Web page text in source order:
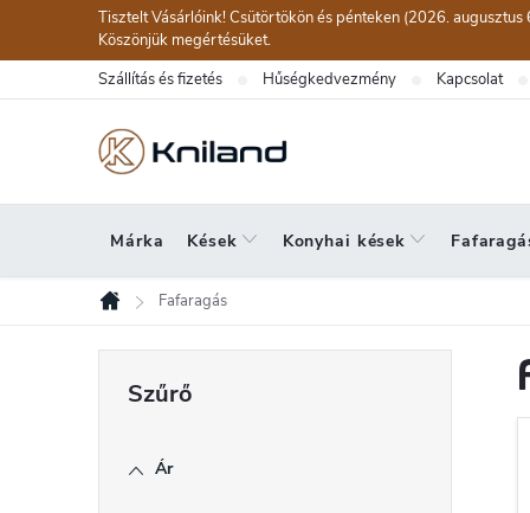
fő
tartalomhoz
Tisztelt Vásárlóink! Csütörtökön és pénteken (2026.
Köszönjük megértésüket.
Szállítás és fizetés Hűségkedvezmény Kapcsolat
Márka Kések Konyhai kések
Kezdőlap
Fafaragás
Ár